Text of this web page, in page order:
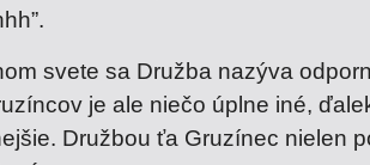
svete sa Družba nazýva
je ale niečo úplne iné,
Družbou ťa Gruzínec nielen